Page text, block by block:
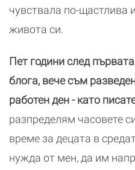
чувствала по-щастлива
живота си.
Пет години след
блога, вече съм
работен ден - като
разпределям часовете
време за децата в
нужда от мен, да им